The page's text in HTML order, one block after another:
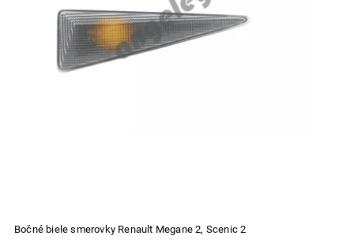
Bočné biele smerovky Renault Megane 2, Scenic 2